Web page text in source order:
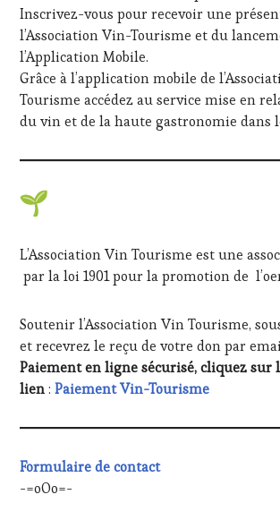
Inscrivez-vous pour recevoir une
l’Association Vin-Tourisme et du
l’Application Mobile.
Grâce à l’application mobile de
Tourisme accédez au service mise en
du vin et de la haute gastronomie dans
L’Association Vin Tourisme est une
par la loi 1901 pour la promotion de
Soutenir l’Association Vin Tourisme,
et recevrez le reçu de votre don par
Paiement en ligne sécurisé, cliquez sur
lien:Paiement Vin-Tourisme
Formulaire de contact
-=oOo=-